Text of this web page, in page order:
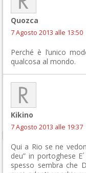
Quozca
7 Agosto 2013 alle 13:50
Perché è l’unico
qualcosa al mondo.
Kikino
7 Agosto 2013 alle 19:37
Qui a Rio se ne
deu” in portoghese
spesso sembra che